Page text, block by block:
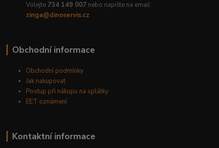
Volejte 734 149 007 nebo napište na email:
zinga@dinoservis.cz
Obchodní informace
Obchodní podmínky
Jak nakupovat
Postup při nákupu na splátky
EET oznámení
Kontaktní informace